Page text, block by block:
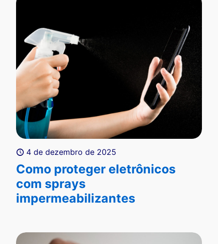
4 de dezembro de 2025
Como proteger eletrônicos
com sprays
impermeabilizantes